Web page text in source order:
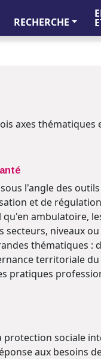
RECHERCHE
axes thématiques
l'angle des outils
et de
ambulatoire,
niveaux
thématiques :
territoriale
pratiques
protection sociale
aux besoins